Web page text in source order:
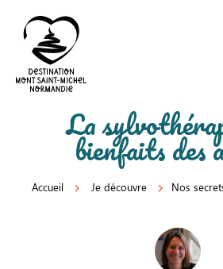
Normandie
La
bienfaits des
Accueil Je découvre Nos